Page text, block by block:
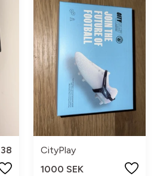
38
CityPlay
1000 SEK